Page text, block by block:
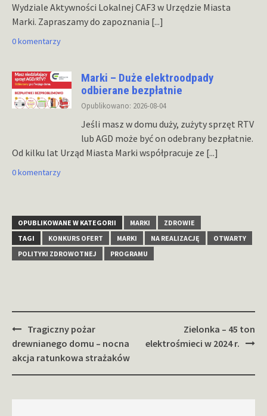
Wydziale Aktywności Lokalnej CAF3 w Urzędzie Miasta
Marki. Zapraszamy do zapoznania [...]
0 komentarzy
Marki – Duże elektroodpady
odbierane bezpłatnie
Opublikowano: 2026-08-04
Jeśli masz w domu duży, zużyty sprzęt RTV
lub AGD może być on odebrany bezpłatnie.
Od kilku lat Urząd Miasta Marki współpracuje ze [...]
0 komentarzy
OPUBLIKOWANE W KATEGORII MARKI
ZDROWIE
TAGI
KONKURS OFERT MARKI NA REALIZACJĘ
OTWARTY
POLITYKI ZDROWOTNEJ
PROGRAMU
Zobacz
wpisy
Tragiczny pożar
drewnianego domu – nocna
akcja ratunkowa strażaków
Zielonka – 45 ton
elektrośmieci w 2024 r.